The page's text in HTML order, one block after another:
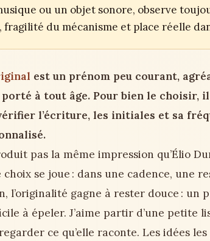
ou un objet sonore, observe
fragilité du mécanisme et place réelle
est un prénom peu courant,
à tout âge. Pour bien le choisir,
l’écriture, les initiales et sa
pas la même impression qu’Élio
choix se joue : dans une cadence, une
l’originalité gagne à rester douce : un
à épeler. J’aime partir d’une petite
ce qu’elle raconte. Les idées